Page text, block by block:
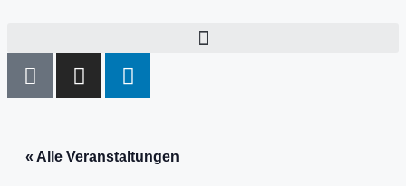
« Alle Veranstaltungen